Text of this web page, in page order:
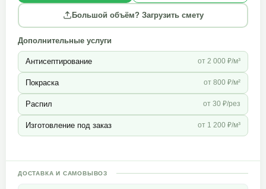
Большой объём? Загрузить смету
Дополнительные услуги
Антисептирование от 2 000 ₽/м³
Покраска от 800 ₽/м²
Распил от 30 ₽/рез
Изготовление под заказ от 1 200 ₽/м³
ДОСТАВКА И САМОВЫВОЗ